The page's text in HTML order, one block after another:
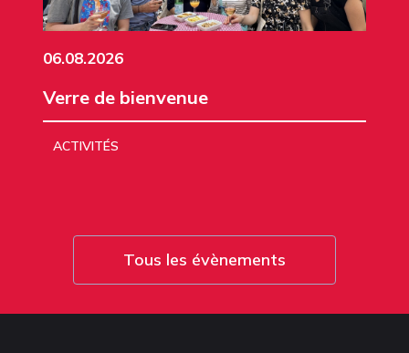
06.08.2026
Verre de bienvenue
ACTIVITÉS
Tous les évènements